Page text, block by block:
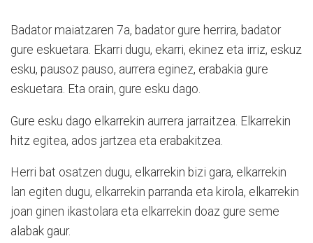
Badator maiatzaren 7a, badator gure herrira, badator
gure eskuetara. Ekarri dugu, ekarri, ekinez eta irriz, eskuz
esku, pausoz pauso, aurrera eginez, erabakia gure
eskuetara. Eta orain, gure esku dago.
Gure esku dago elkarrekin aurrera jarraitzea. Elkarrekin
hitz egitea, ados jartzea eta erabakitzea.
Herri bat osatzen dugu, elkarrekin bizi gara, elkarrekin
lan egiten dugu, elkarrekin parranda eta kirola, elkarrekin
joan ginen ikastolara eta elkarrekin doaz gure seme
alabak gaur.